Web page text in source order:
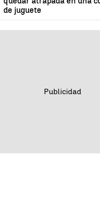
de juguete